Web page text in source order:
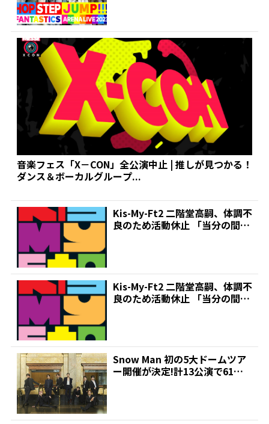
音楽フェス「X－CON」全公演中止 | 推しが見つかる！
ダンス＆ボーカルグループ...
Kis-My-Ft2 二階堂高嗣、体調不
良のため活動休止 「当分の間」
Kis-My-Ft2 二階堂高嗣、体調不
良のため活動休止 「当分の間」
Snow Man 初の5大ドームツア
ー開催が決定!計13公演で61万5